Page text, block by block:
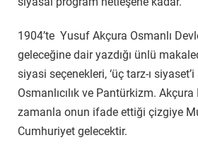
1904’te Yusuf Akçura Osmanlı
geleceğine dair yazdığı ünlü
siyasi seçenekleri, ‘üç tarz-ı
Osmanlıcılık ve Pantürkizm.
zamanla onun ifade ettiği çizgiye
Cumhuriyet gelecektir.